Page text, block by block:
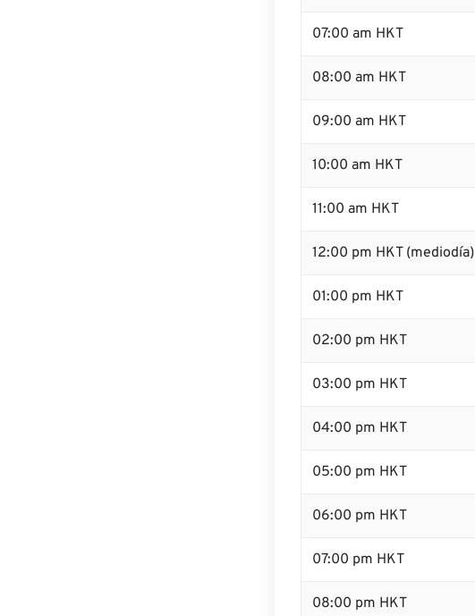
07:00 am HKT
08:00 am HKT
09:00 am HKT
10:00 am HKT
11:00 am HKT
12:00 pm HKT (mediodía)
01:00 pm HKT
02:00 pm HKT
03:00 pm HKT
04:00 pm HKT
05:00 pm HKT
06:00 pm HKT
07:00 pm HKT
08:00 pm HKT